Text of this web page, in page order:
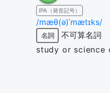
IPA（発音記号）
/mæθ(ə)ˈmætɪks/
名詞
不可算名詞
study or science